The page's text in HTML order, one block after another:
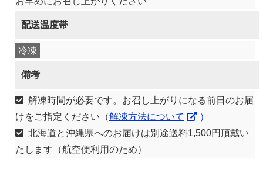
配送温度帯
冷凍
備考
解凍時間が必要です。お召し上がりになる前日のお届
けをご指定ください（解凍方法について
）
北海道と沖縄県へのお届けは別途送料1,500円頂戴い
たします（航空便利用のため）